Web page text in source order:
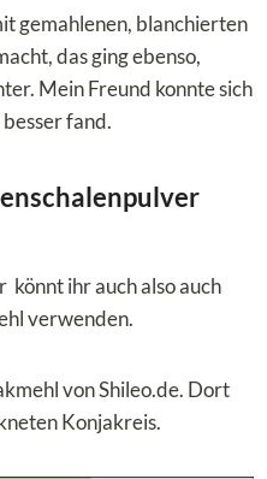
gemahlenen, blanchierten
das ging ebenso,
Mein Freund konnte sich
fand.
könnt ihr auch also auch
verwenden.
von Shileo.de. Dort
Konjakreis.